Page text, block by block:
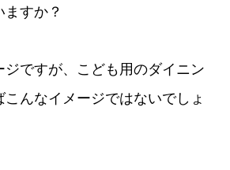
すか？
ジですが、こども用のダイニン
こんなイメージではないでしょ